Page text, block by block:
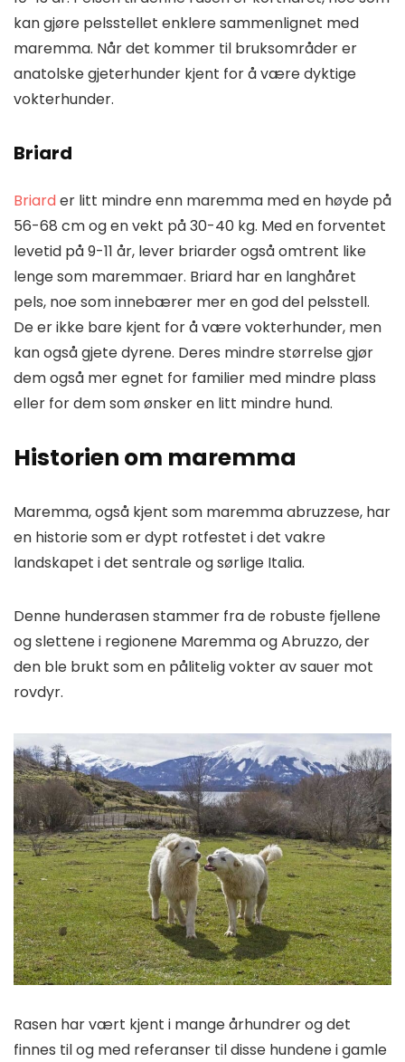
kan gjøre pelsstellet enklere sammenlignet med
maremma. Når det kommer til bruksområder er
anatolske gjeterhunder kjent for å være dyktige
vokterhunder.
Briard
Briarder litt mindre enn maremma med en høyde på
56-68 cm og en vekt på 30-40 kg. Med en forventet
levetid på 9-11 år, lever briarder også omtrent like
lenge som maremmaer. Briard har en langhåret
pels, noe som innebærer mer en god del pelsstell.
De er ikke bare kjent for å være vokterhunder, men
kan også gjete dyrene. Deres mindre størrelse gjør
dem også mer egnet for familier med mindre plass
eller for dem som ønsker en litt mindre hund.
Historien om maremma
Maremma, også kjent som maremma abruzzese, har
en historie som er dypt rotfestet i det vakre
landskapet i det sentrale og sørlige Italia.
Denne hunderasen stammer fra de robuste fjellene
og slettene i regionene Maremma og Abruzzo, der
den ble brukt som en pålitelig vokter av sauer mot
rovdyr.
Rasen har vært kjent i mange århundrer og det
finnes til og med referanser til disse hundene i gamle